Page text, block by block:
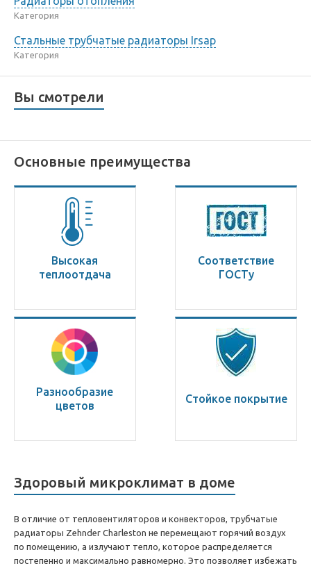
Категория
Стальные трубчатые радиаторы Irsap
Категория
Вы смотрели
Основные преимущества
Высокая
теплоотдача
Соответствие
ГОСТу
Разнообразие
цветов
Стойкое покрытие
Здоровый микроклимат в доме
В отличие от тепловентиляторов и конвекторов, трубчатые
радиаторы Zehnder Charleston не перемещают горячий воздух
по помещению, а излучают тепло, которое распределяется
постепенно и максимально равномерно. Это позволяет избежать